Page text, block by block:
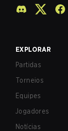
EXPLORAR
Partidas
Torneios
Equipes
Jogadores
Notícias